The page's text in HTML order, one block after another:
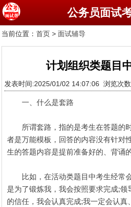
公务员面试
当前位置： 首页> 面试辅导
计划组织类题目
发表时间:2025/01/02 14:07:06 浏览次
一、什么是套路
所谓套路，指的是考生在答题的
者是万能模板，回答的内容没有针对
生的答题内容是提前准备好的、背诵的
比如，在活动类题目中考生经常
是为了锻炼我，我会按照要求完成;领
的信任，我会认真完成;我一定会认真